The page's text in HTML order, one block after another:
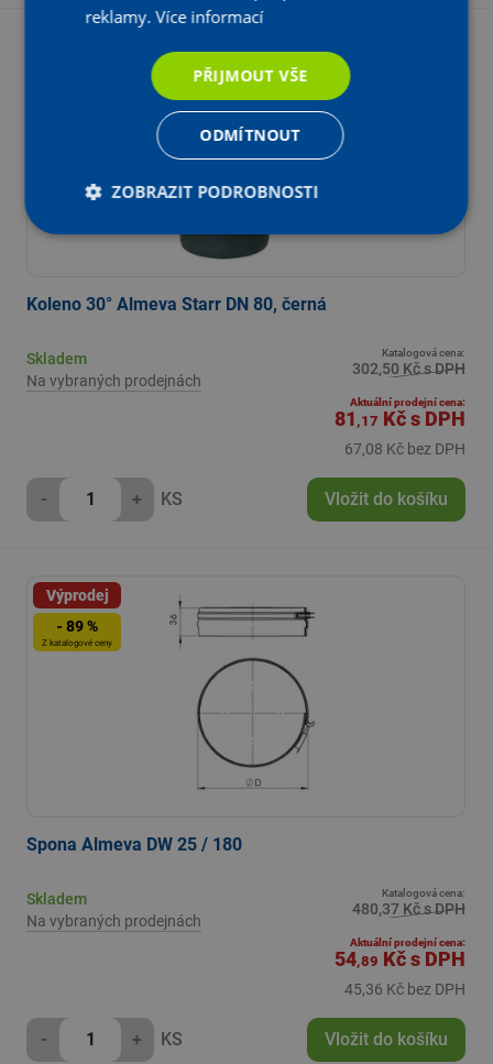
Koleno 30° Almeva Starr DN 80, černá
Skladem
Na vybraných prodejnách
Katalogová cena:
302,50 Kč s DPH
Aktuální prodejní cena:
81 ,17 Kčs DPH
67,08 Kč bez DPH
- + KS Vložit do košíku
Výprodej
- 89 %
Z katalogové ceny
Spona Almeva DW 25 / 180
Skladem
Na vybraných prodejnách
Katalogová cena:
480,37 Kč s DPH
Aktuální prodejní cena:
54,89 Kčs DPH
45,36 Kč bez DPH
- + KS Vložit do košíku
reklamy.Více informací
PŘIJMOUT VŠE
ODMÍTNOUT
ZOBRAZIT PODROBNOSTI